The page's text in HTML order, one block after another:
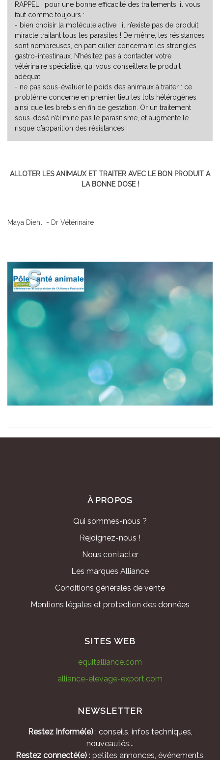
RAPPEL : pour une bonne efficacité des traitements, il vous
faut comme toujours :
- bien choisir la molécule active : il n’existe pas de produit
miracle traitant tous les parasites ! De même, les résistances
sont nombreuses, en particulier concernant les strongles
gastro-intestinaux. N’hésitez pas à contacter votre
vétérinaire spécialisé, qui vous conseillera le produit
adéquat.
- ne pas sous-évaluer le poids des animaux à traiter : ce
problème concerne en premier lieu les lots hétérogènes
ainsi que les brebis en fin de gestation. Or un traitement
sous-dosé n’élimine pas le parasitisme, et augmente le
risque d’apparition des résistances !
ALLOTER LES ANIMAUX ET TRAITER AVEC LE BON PRODUIT A
LA BONNE DOSE !
Maya Diehl - Dr Vétérinaire
À PROPOS
Qui sommes-nous ?
Rejoignez-nous !
Nous contacter
Les marques Alliance
Conditions générales de vente
Mentions légales et protection des données
SITES WEB
equitalliance.com
alliance-elevage-export.com
NEWSLETTER
Restez Informé(e): conseils, infos techniques,
nouveautés...
Restez connecté(e): petites annonces, événements,